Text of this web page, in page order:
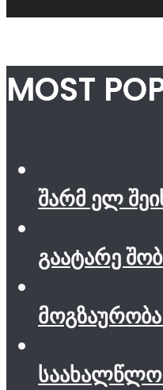
MOST
შარმ ელ
გაატარე
მოგზაურობა
საახალწლო